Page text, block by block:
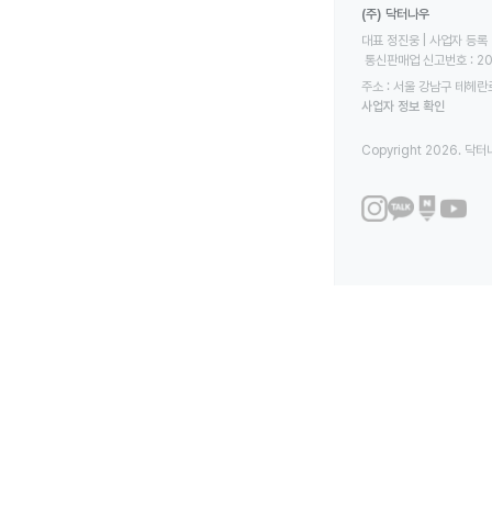
(주) 닥터나우
대표 정진웅 | 사업자
통신판매업 신고번호
주소 : 서울 강남구 테헤
사업자 정보 확인
Copyright 2026. 닥터